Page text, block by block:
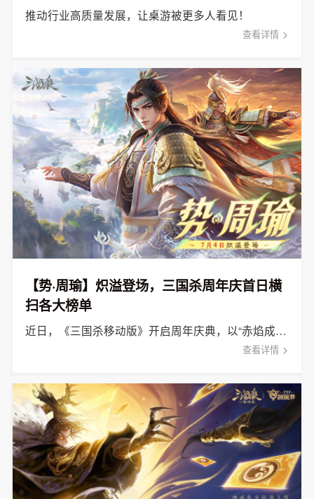
推动行业高质量发展，让桌游被更多人看见！
查看详情
【势·周瑜】炽溢登场，三国杀周年庆首日横
扫各大榜单
近日，《三国杀移动版》开启周年庆典，以“赤焰成势，千古风流”之势，与亿万玩家共赴这场年度盛宴。
查看详情